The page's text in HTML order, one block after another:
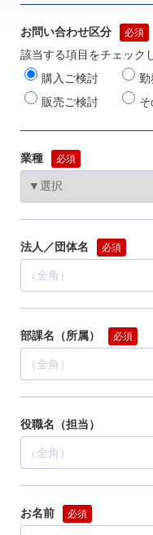
お問い合わせ区分 必須
該当する項目をチェック
購入ご検討
勤
販売ご検討
業種 必須
法人／団体名 必須
部課名（所属） 必須
役職名（担当）
お名前 必須